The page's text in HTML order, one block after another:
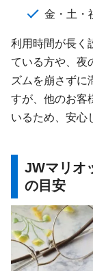
金・土・
利用時間が長く
ている方や、夜
ズムを崩さずに
すが、他のお客
いるため、安心
JWマリオ
の目安